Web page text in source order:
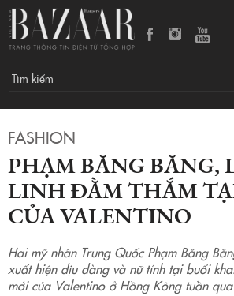
FASHION
PHẠM BĂNG BĂNG,
LINH ĐẰM THẮM
CỦA VALENTINO
Hai mỹ nhân Trung Quốc Phạm Băng
xuất hiện dịu dàng và nữ tính tại buổi
mới của Valentino ở Hồng Kông tuần qua